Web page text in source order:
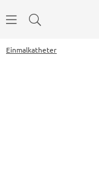
Einmalkatheter